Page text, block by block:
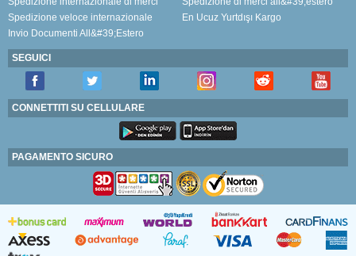
Spedizione veloce internazionale
En Ucuz Yurtdışı Kargo
Invio Documenti All&#39;Estero
SEGUICI
CONNETTITI SU CELLULARE
PAGAMENTO SICURO